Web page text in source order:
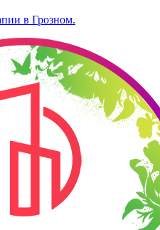
в Грозном.